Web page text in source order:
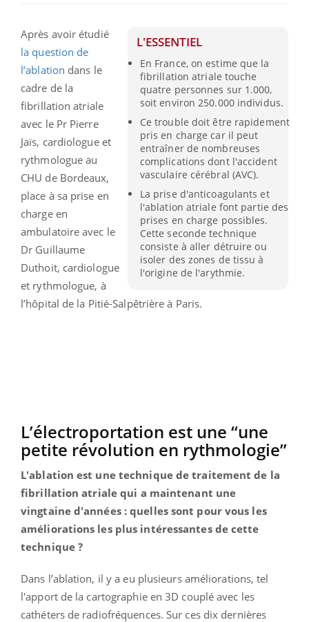
L'ESSENTIEL
En France, on estime que la
fibrillation atriale touche
quatre personnes sur 1.000,
soit environ 250.000 individus.
Ce trouble doit être rapidement
pris en charge car il peut
entraîner de nombreuses
complications dont l'accident
vasculaire cérébral (AVC).
La prise d'anticoagulants et
l'ablation atriale font partie des
prises en charge possibles.
Cette seconde technique
consiste à aller détruire ou
isoler des zones de tissu à
l'origine de l'arythmie.
Après avoir étudié
la question de
l’ablation dans le
cadre de la
fibrillation atriale
avec le Pr Pierre
Jaïs, cardiologue et
rythmologue au
CHU de Bordeaux,
place à sa prise en
charge en
ambulatoire avec le
Dr Guillaume
Duthoit, cardiologue
et rythmologue, à
l’hôpital de la Pitié-Salpêtrière à Paris.
L’électroportation est une “une
petite révolution en rythmologie”
L'ablation est une technique de traitement de la
fibrillation atriale qui a maintenant une
vingtaine d'années : quelles sont pour vous les
améliorations les plus intéressantes de cette
technique ?
Dans l’ablation, il y a eu plusieurs améliorations, tel
l'apport de la cartographie en 3D couplé avec les
cathéters de radiofréquences. Sur ces dix dernières